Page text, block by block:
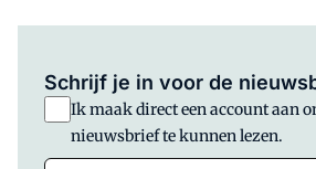
Schrijf je in voor de
Ik maak direct een account aan
nieuwsbrief te kunnen lezen.